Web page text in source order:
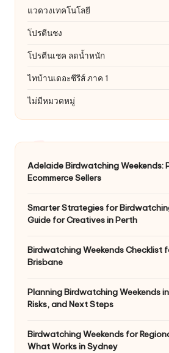
แวดวงเทคโนโลยี
โปรตีนชง
โปรตีนเชค ลดน้ำหนัก
ไทบ้านเดอะซีรีส์ ภาค 1
ไม่มีหมวดหมู่
Adelaide Birdwatching Weekends:
Ecommerce Sellers
Smarter Strategies for
Guide for Creatives in Perth
Birdwatching Weekends Checklist
Brisbane
Planning Birdwatching Weekends
Risks, and Next Steps
Birdwatching Weekends for
What Works in Sydney